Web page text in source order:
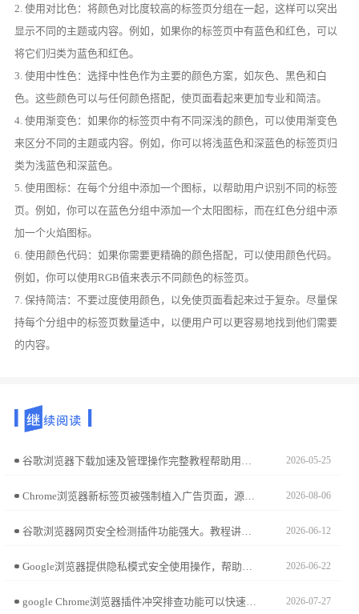
2. 使用对比色：将颜色对比度较高的标签页分组在一起，这样可以突出
显示不同的主题或内容。例如，如果你的标签页中有蓝色和红色，可以
将它们归类为蓝色和红色。
3. 使用中性色：选择中性色作为主要的颜色方案，如灰色、黑色和白
色。这些颜色可以与任何颜色搭配，使页面看起来更加专业和简洁。
4. 使用渐变色：如果你的标签页中有不同深浅的颜色，可以使用渐变色
来区分不同的主题或内容。例如，你可以将浅蓝色和深蓝色的标签页归
类为浅蓝色和深蓝色。
5. 使用图标：在每个分组中添加一个图标，以帮助用户识别不同的标签
页。例如，你可以在蓝色分组中添加一个太阳图标，而在红色分组中添
加一个火焰图标。
6. 使用颜色代码：如果你需要更精确的颜色搭配，可以使用颜色代码。
例如，你可以使用RGB值来表示不同颜色的标签页。
7. 保持简洁：不要过度使用颜色，以免使页面看起来过于复杂。尽量保
持每个分组中的标签页数量适中，以便用户可以更容易地找到他们需要
的内容。
2026-05-25
Chrome浏览器新标签页被强制植入广告页面，源于底层配置被植入恶意脚本。本文拆解劫持诱因，并提供环境参数一键复原方案，帮您重获自主可控的标签页交互空间。 2026-08-06
谷歌浏览器网页安全检测插件功能强大。教程讲解配置方法、操作技巧及经验分享，帮助用户提升网页安全防护能力。 2026-06-12
Google浏览器提供隐私模式安全使用操作，帮助用户配置隐私浏览功能，有效保护上网数据和个人信息，提升浏览器安全性和隐私防护能力。 2026-06-22
google Chrome浏览器插件冲突排查功能可以快速发现并解决扩展冲突问题，保障浏览器和插件的稳定运行，提高使用效率和安全性。 2026-07-27